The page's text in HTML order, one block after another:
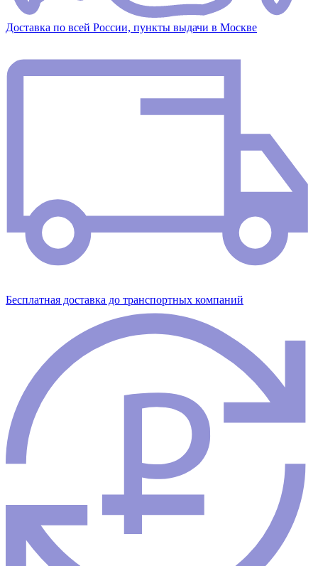
Доставка по всей России, пункты выдачи в Москве
Бесплатная доставка до транспортных компаний